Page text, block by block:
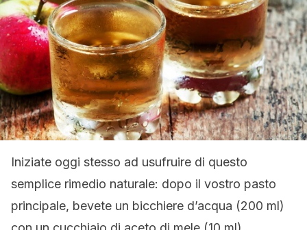
Iniziate oggi stesso ad usufruire di questo
semplice rimedio naturale: dopo il vostro pasto
principale, bevete un bicchiere d’acqua (200 ml)